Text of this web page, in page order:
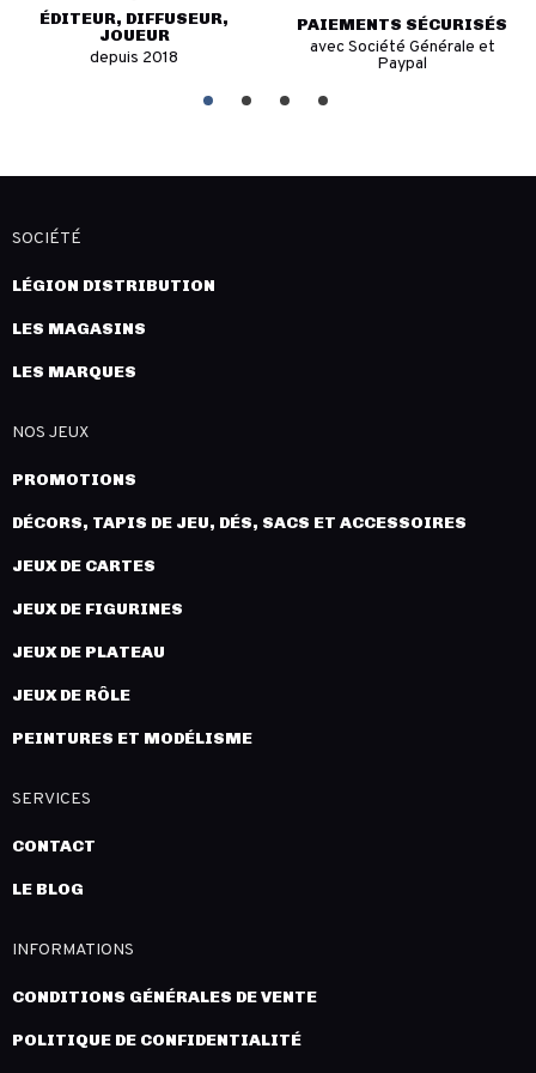
PAIEMENTS SÉCURISÉS
avec Société Générale et
Paypal
EXPÉDITION RAPIDE
en moins de 24H*
SOCIÉTÉ
LÉGION DISTRIBUTION
LES MAGASINS
LES MARQUES
NOS JEUX
PROMOTIONS
DÉCORS, TAPIS DE JEU, DÉS, SACS ET ACCESSOIRES
JEUX DE CARTES
JEUX DE FIGURINES
JEUX DE PLATEAU
JEUX DE RÔLE
PEINTURES ET MODÉLISME
SERVICES
CONTACT
LE BLOG
INFORMATIONS
CONDITIONS GÉNÉRALES DE VENTE
POLITIQUE DE CONFIDENTIALITÉ